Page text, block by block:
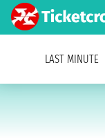
LAST MINUTE